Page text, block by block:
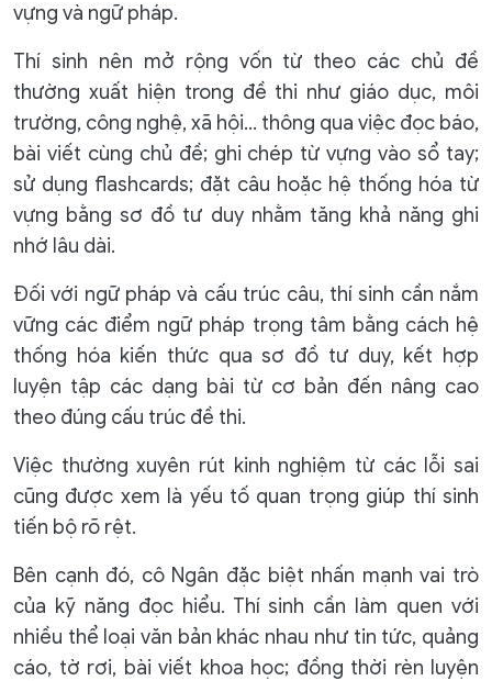
vựng và ngữ pháp.
Thí sinh nên mở rộng vốn từ theo các chủ đề
thường xuất hiện trong đề thi như giáo dục, môi
trường, công nghệ, xã hội… thông qua việc đọc báo,
bài viết cùng chủ đề; ghi chép từ vựng vào sổ tay;
sử dụng flashcards; đặt câu hoặc hệ thống hóa từ
vựng bằng sơ đồ tư duy nhằm tăng khả năng ghi
nhớ lâu dài.
Đối với ngữ pháp và cấu trúc câu, thí sinh cần nắm
vững các điểm ngữ pháp trọng tâm bằng cách hệ
thống hóa kiến thức qua sơ đồ tư duy, kết hợp
luyện tập các dạng bài từ cơ bản đến nâng cao
theo đúng cấu trúc đề thi.
Việc thường xuyên rút kinh nghiệm từ các lỗi sai
cũng được xem là yếu tố quan trọng giúp thí sinh
tiến bộ rõ rệt.
Bên cạnh đó, cô Ngân đặc biệt nhấn mạnh vai trò
của kỹ năng đọc hiểu. Thí sinh cần làm quen với
nhiều thể loại văn bản khác nhau như tin tức, quảng
cáo, tờ rơi, bài viết khoa học; đồng thời rèn luyện